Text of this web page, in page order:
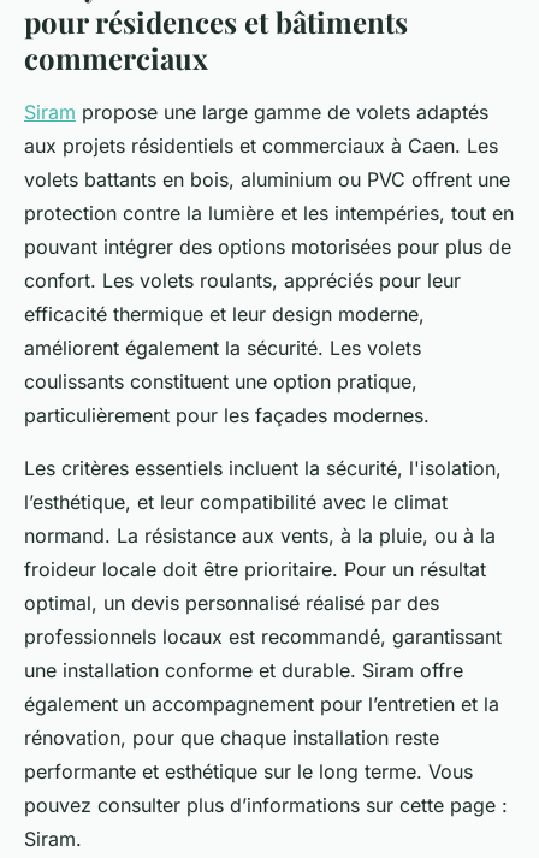
pour résidences et bâtiments
commerciaux
Siram propose une large gamme de volets adaptés
aux projets résidentiels et commerciaux à Caen. Les
volets battants en bois, aluminium ou PVC offrent une
protection contre la lumière et les intempéries, tout en
pouvant intégrer des options motorisées pour plus de
confort. Les volets roulants, appréciés pour leur
efficacité thermique et leur design moderne,
améliorent également la sécurité. Les volets
coulissants constituent une option pratique,
particulièrement pour les façades modernes.
Les critères essentiels incluent la sécurité, l'isolation,
l’esthétique, et leur compatibilité avec le climat
normand. La résistance aux vents, à la pluie, ou à la
froideur locale doit être prioritaire. Pour un résultat
optimal, un devis personnalisé réalisé par des
professionnels locaux est recommandé, garantissant
une installation conforme et durable. Siram offre
également un accompagnement pour l’entretien et la
rénovation, pour que chaque installation reste
performante et esthétique sur le long terme. Vous
pouvez consulter plus d’informations sur cette page :
Siram.